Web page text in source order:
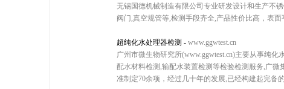
无锡国德机械制造有限公司专业研发设计和生产不
阀门,真空规管等,检测手段齐全,产品性价比高，表
超纯化水处理器检测 - www.ggwtest.cn
广州市微生物研究所(www.ggwtest.cn)主要从事纯
配水材料检测,输配水装置检测等检验检测服务,广
准制定70余项，经过几十年的发展,已经构建起完备